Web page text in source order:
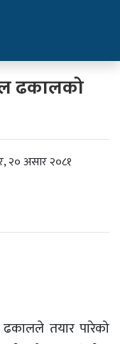
ढकालको
२० असार २०८१
ढकालले तयार पारेको